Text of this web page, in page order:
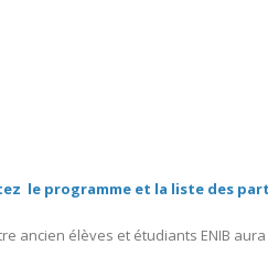
le programme et la liste des
ancien élèves et étudiants ENIB